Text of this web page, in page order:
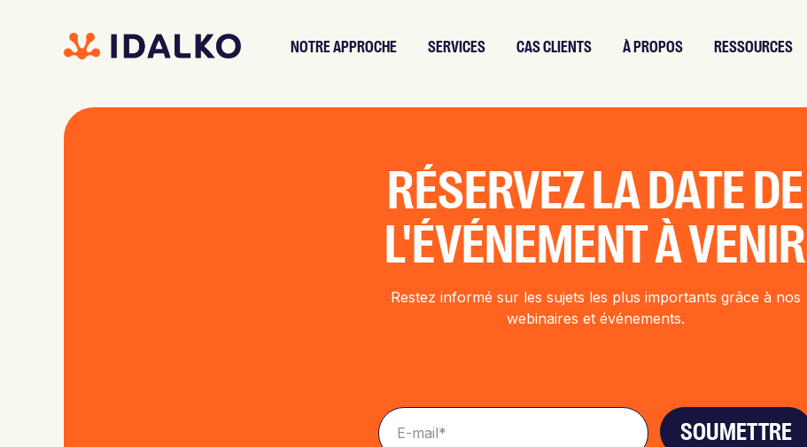
NOTRE APPROCHE SERVICES CAS CLIENTS À PROPOS RESSOURCES
RÉSERVEZ LA DATE DE
L'ÉVÉNEMENT À VENIR
Restez informé sur les sujets les plus importants grâce à nos
webinaires et événements.